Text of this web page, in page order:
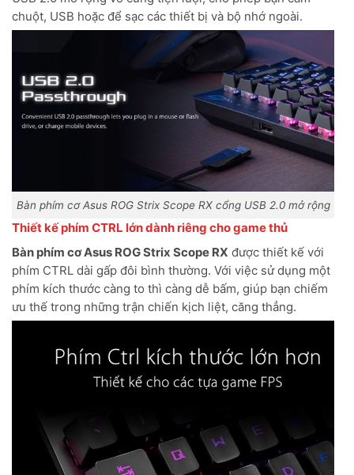
chuột, USB hoặc để sạc các thiết bị và bộ nhớ ngoài.
Bàn phím cơ Asus ROG Strix Scope RX cổng USB 2.0 mở rộng
Thiết kế phím CTRL lớn dành riêng cho game thủ
Bàn phím cơ Asus ROG Strix Scope RX được thiết kế với
phím CTRL dài gấp đôi bình thường. Với việc sử dụng một
phím kích thước càng to thì càng dễ bấm, giúp bạn chiếm
ưu thế trong những trận chiến kịch liệt, căng thẳng.